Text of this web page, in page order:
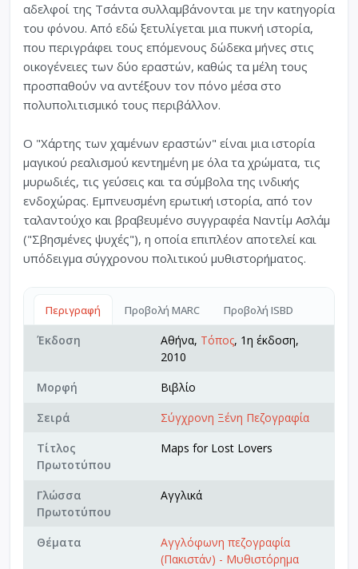
αδελφοί της Τσάντα συλλαμβάνονται με την κατηγορία
του φόνου. Από εδώ ξετυλίγεται μια πυκνή ιστορία,
που περιγράφει τους επόμενους δώδεκα μήνες στις
οικογένειες των δύο εραστών, καθώς τα μέλη τους
προσπαθούν να αντέξουν τον πόνο μέσα στο
πολυπολιτισμικό τους περιβάλλον.
Ο "Χάρτης των χαμένων εραστών" είναι μια ιστορία
μαγικού ρεαλισμού κεντημένη με όλα τα χρώματα, τις
μυρωδιές, τις γεύσεις και τα σύμβολα της ινδικής
ενδοχώρας. Εμπνευσμένη ερωτική ιστορία, από τον
ταλαντούχο και βραβευμένο συγγραφέα Ναντίμ Ασλάμ
("Σβησμένες ψυχές"), η οποία επιπλέον αποτελεί και
υπόδειγμα σύγχρονου πολιτικού μυθιστορήματος.
Περιγραφή Προβολή MARC Προβολή ISBD
Έκδοση Αθήνα, Τόπος, 1η έκδοση,
2010
Μορφή
Βιβλίο
Σειρά
Σύγχρονη Ξένη Πεζογραφία
Τίτλος
Πρωτοτύπου
Maps for Lost Lovers
Γλώσσα
Πρωτοτύπου
Αγγλικά
Θέματα
Αγγλόφωνη πεζογραφία
(Πακιστάν) - Μυθιστόρημα